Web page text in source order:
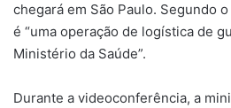
chegará em São Paulo. Segundo
é “uma operação de logística de
Ministério da Saúde”.
Durante a videoconferência, a